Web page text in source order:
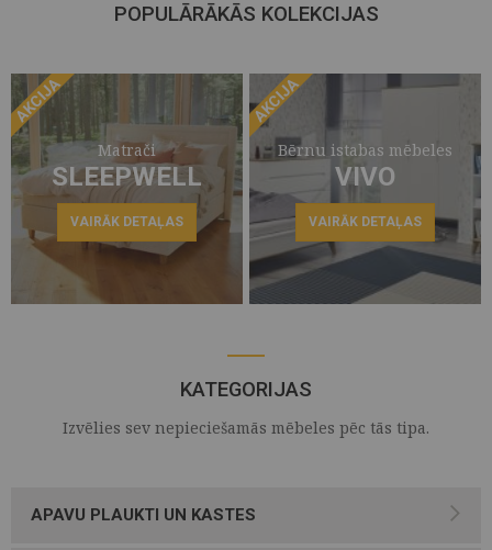
POPULĀRĀKĀS KOLEKCIJAS
AKCIJA
Matrači
SLEEPWELL
VAIRĀK DETAĻAS
AKCIJA
Bērnu istabas mēbeles
VIVO
VAIRĀK DETAĻAS
KATEGORIJAS
Izvēlies sev nepieciešamās mēbeles pēc tās tipa.
APAVU PLAUKTI UN KASTES